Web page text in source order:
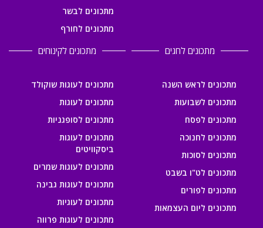
מתכונים לבשר
מתכונים לחורף
מתכונים לחגים
מתכונים לראש השנה
מתכונים לשבועות
מתכונים לפסח
מתכונים לחנוכה
מתכונים לסוכות
מתכונים לט"ו בשבט
מתכונים לפורים
מתכונים ליום העצמאות
מתכונים לקינוחים
מתכונים לעוגות שוקולד
מתכונים לעוגות
מתכונים לסופגניות
מתכונים לעוגות
ביסקוויטים
מתכונים לעוגות שמרים
מתכונים לעוגות גבינה
מתכונים לעוגיות
מתכונים לעוגות פרווה